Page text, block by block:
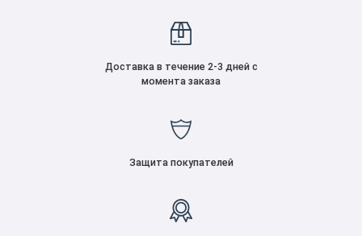
Доставка в течение 2-3 дней с
момента заказа
Защита покупателей